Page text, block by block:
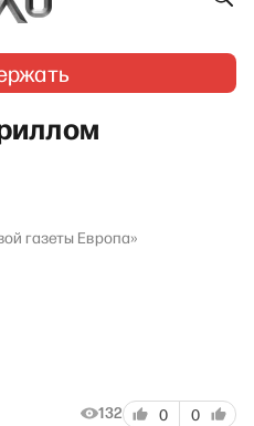
газеты Европа»
132 0 0